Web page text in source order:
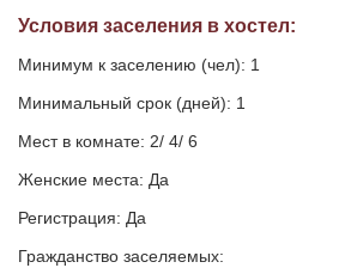
Условия заселения в хостел:
Минимум к заселению (чел): 1
Минимальный срок (дней): 1
Мест в комнате: 2/ 4/ 6
Женские места: Да
Регистрация: Да
Гражданство заселяемых: